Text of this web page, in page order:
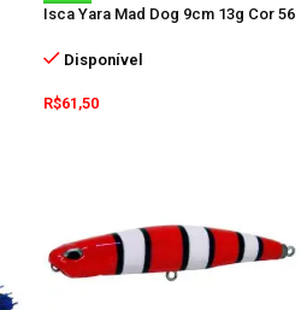
Isca Yara Mad Dog 9cm 13g Cor 56
Disponível
R$61,50